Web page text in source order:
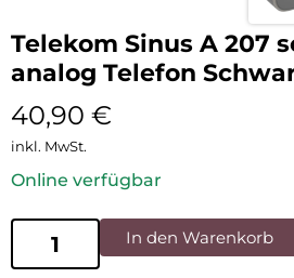
Telekom Sinus A 207
analog Telefon
40,90 €
inkl. MwSt.
Online verfügbar
In den Warenkorb